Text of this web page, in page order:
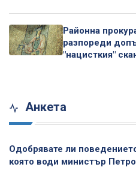
Районна
разпореди
"нацисткия"
Анкета
Одобрявате ли
която води министър